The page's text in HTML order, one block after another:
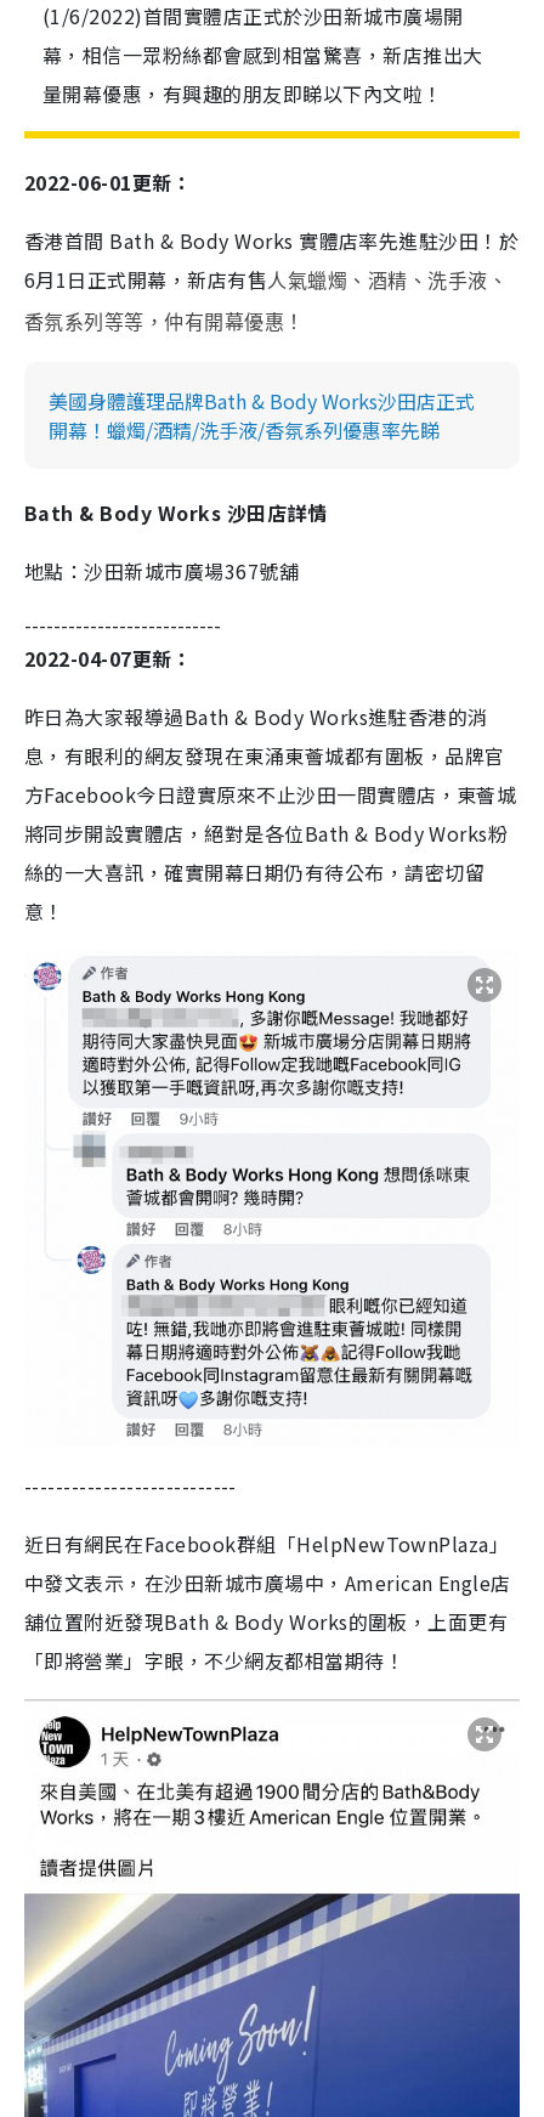
(1/6/2022)首間實體店正式於沙田新城市廣場開
幕，相信一眾粉絲都會感到相當驚喜，新店推出大
量開幕優惠，有興趣的朋友即睇以下內文啦！
2022-06-01更新：
香港首間 Bath & Body Works 實體店率先進駐沙田！ 於
6月1日正式開幕，新店有售人氣蠟燭、酒精、洗手液、
香氛系列等等，仲有開幕優惠！
美國身體護理品牌Bath & Body Works沙田店正式
開幕！蠟燭/酒精/洗手液/香氛系列優惠率先睇
Bath & Body Works 沙田店詳情
地點：沙田新城市廣場367號舖
---------------------------
2022-04-07更新：
昨日為大家報導過Bath & Body Works進駐香港的消
息，有眼利的網友發現在東涌東薈城都有圍板，品牌官
方Facebook今日證實原來不止沙田一間實體店，東薈城
將同步開設實體店，絕對是各位Bath & Body Works粉
絲的一大喜訊，確實開幕日期仍有待公布，請密切留
意！
---------------------------
近日有網民在Facebook群組「HelpNewTownPlaza」
中發文表示，在沙田新城市廣場中，American Engle店
舖位置附近發現Bath & Body Works的圍板，上面更有
「即將營業」字眼，不少網友都相當期待！